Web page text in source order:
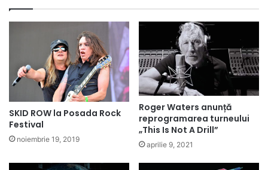
SKID ROW la Posada Rock
Festival
noiembrie 19, 2019
Roger Waters anunță
reprogramarea turneului
„This Is Not A Drill”
aprilie 9, 2021